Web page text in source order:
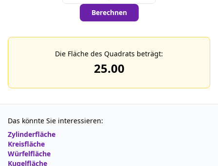
Berechnen
Die Fläche des Quadrats beträgt:
25.00
Das könnte Sie interessieren:
Zylinderfläche
Kreisfläche
Würfelfläche
Kugelfläche